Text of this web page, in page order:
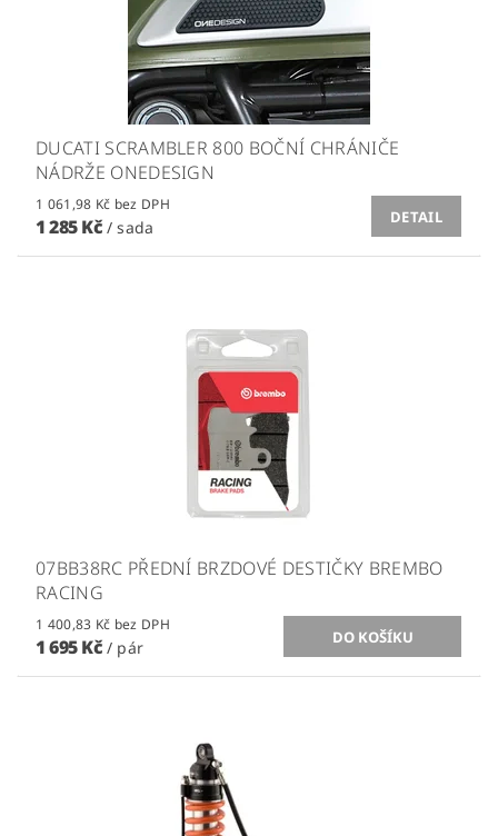
DUCATI SCRAMBLER 800 BOČNÍ CHRÁNIČE
NÁDRŽE ONEDESIGN
1 061,98 Kč bez DPH
1 285 Kč / sada
DETAIL
07BB38RC PŘEDNÍ BRZDOVÉ DESTIČKY BREMBO
RACING
1 400,83 Kč bez DPH
1 695 Kč / pár